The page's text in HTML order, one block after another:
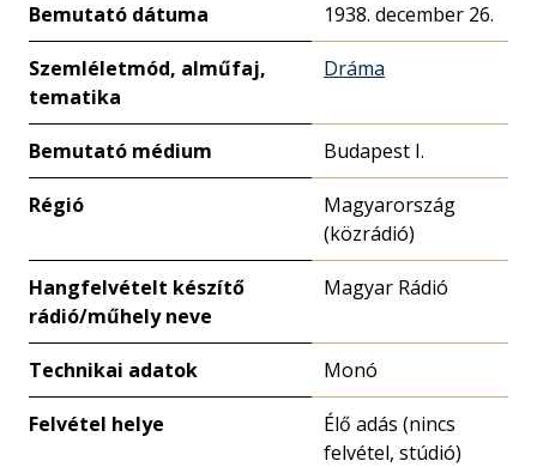
Bemutató dátuma 1938. december 26.
Szemléletmód, alműfaj,
tematika
Dráma
Bemutató médium Budapest I.
Régió
Magyarország
(közrádió)
Hangfelvételt készítő
rádió/műhely neve
Magyar Rádió
Technikai adatok Monó
Felvétel helye
Élő adás (nincs
felvétel, stúdió)